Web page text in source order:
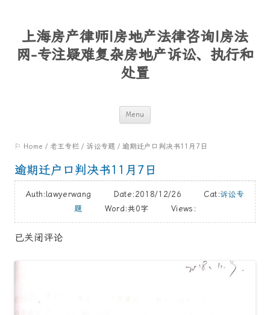
上海房产律师|房地产法律咨询|房法
网-专注疑难复杂房地产诉讼、执行和
处置
Menu
content
⚐ Home / 老王专栏 / 诉讼专题 / 逾期迁户口判决书11月7日
逾期迁户口判决书11月7日
Auth:lawyerwang Date:2018/12/26 Cat:诉讼专
题 Word:共0字 Views:
已关闭评论